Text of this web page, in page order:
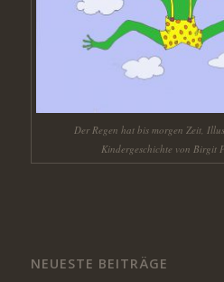
Der Regen hat bis morgen Zeit,
Kindergeschichte von Birgit
NEUESTE BEITRÄGE